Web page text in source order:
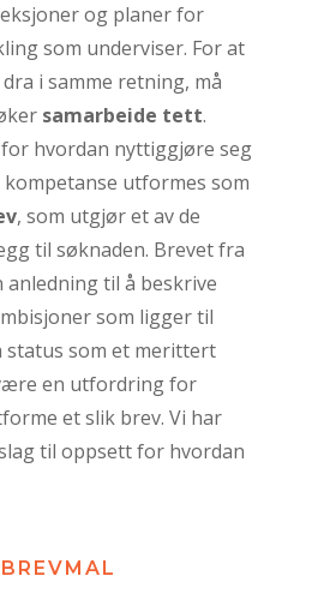
og planer for
som underviser. For at
i samme retning, må
samarbeide tett.
for hvordan nyttiggjøre seg
utformes som
, som utgjør et av de
til søknaden. Brevet fra
til å beskrive
som ligger til
som et merittert
en utfordring for
et slik brev. Vi har
til oppsett for hvordan